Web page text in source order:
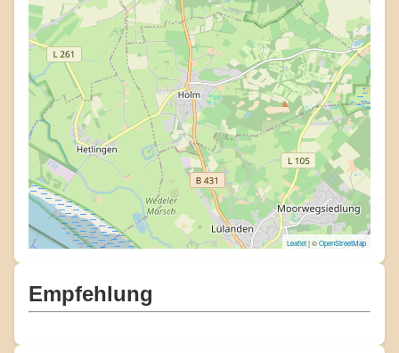
Leaflet| ©OpenStreetMap
Empfehlung